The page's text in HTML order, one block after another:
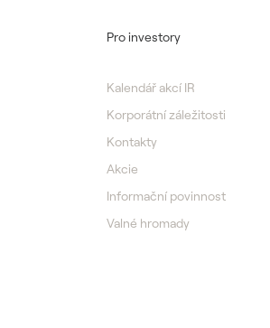
Pro investory
Kalendář akcí IR
Korporátní záležitosti
Kontakty
Akcie
Informační povinnost
Valné hromady